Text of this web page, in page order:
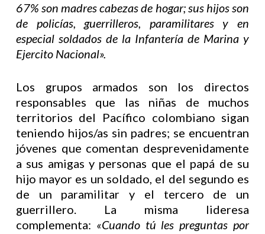
67% son madres cabezas de hogar; sus hijos son
de policías, guerrilleros, paramilitares y en
especial soldados de la Infantería de Marina y
Ejercito Nacional».
Los grupos armados son los directos
responsables que las niñas de muchos
territorios del Pacífico colombiano sigan
teniendo hijos/as sin padres; se encuentran
jóvenes que comentan desprevenidamente
a sus amigas y personas que el papá de su
hijo mayor es un soldado, el del segundo es
de un paramilitar y el tercero de un
guerrillero. La misma lideresa
complementa: «Cuando tú les preguntas por